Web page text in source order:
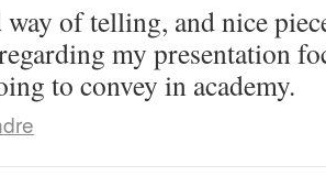
way of telling, and nice
my presentation
to convey in academy.